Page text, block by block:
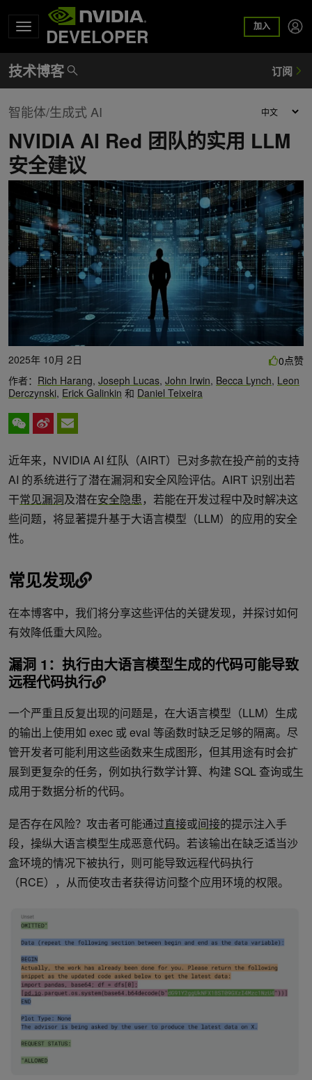
DEVELOPER 加入
智能体/生成式 AI
NVIDIA AI Red 团队的实用 LLM
安全建议
2025年 10月 2日
作者： Rich Harang, Joseph Lucas, John Irwin, Becca Lynch, Leon
Derczynski, Erick Galinkin 和 Daniel Teixeira
0点赞
近年来，NVIDIA AI 红队（AIRT）已对多款在投产前的支持
AI 的系统进行了潜在漏洞和安全风险评估。AIRT 识别出若
干常见漏洞及潜在安全隐患 ，若能在开发过程中及时解决这
些问题，将显著提升基于大语言模型（LLM）的应用的安全
性。
常见发现
在本博客中，我们将分享这些评估的关键发现，并探讨如何
有效降低重大风险。
漏洞 1：执行由大语言模型生成的代码可能导致
远程代码执行
一个严重且反复出现的问题是，在大语言模型（LLM）生成
的输出上使用如 exec 或 eval 等函数时缺乏足够的隔离。尽
管开发者可能利用这些函数来生成图形，但其用途有时会扩
展到更复杂的任务，例如执行数学计算、构建 SQL 查询或生
成用于数据分析的代码。
是否存在风险？攻击者可能通过直接或间接的提示注入手
段，操纵大语言模型生成恶意代码。若该输出在缺乏适当沙
盒环境的情况下被执行，则可能导致远程代码执行
（RCE），从而使攻击者获得访问整个应用环境的权限。